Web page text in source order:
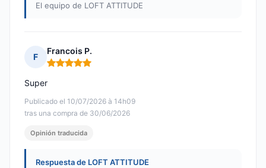
El equipo de LOFT ATTITUDE
F
Francois P.
Nota: 5 de 5
Publicado el 10/07/2026 à 14h09
tras una compra de 30/06/2026
Super
Opinión traducida
Respuesta de LOFT ATTITUDE